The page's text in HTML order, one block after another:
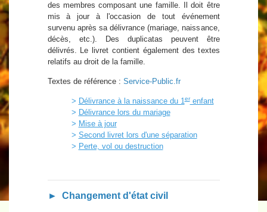
des membres composant une famille. Il doit être
mis à jour à l'occasion de tout événement
survenu après sa délivrance (mariage, naissance,
décès, etc.). Des duplicatas peuvent être
délivrés. Le livret contient également des textes
relatifs au droit de la famille.
Textes de référence : Service-Public.fr
> Délivrance à la naissance du 1erenfant
> Délivrance lors du mariage
> Mise à jour
> Second livret lors d'une séparation
> Perte, vol ou destruction
► Changement d'état civil